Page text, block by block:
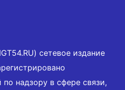
сетевое издание
надзору в сфере связи,